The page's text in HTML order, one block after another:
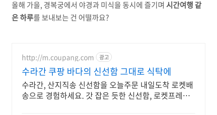
올해 가을, 경복궁에서 야경과 미식을 동시에 즐기며 시간여행 같
은 하루를 보내보는 건 어떨까요?
http://m.coupang.com 광고
수라간 쿠팡 바다의 신선함 그대로 식탁에
수라간, 산지직송 신선함을 오늘주문 내일도착 로켓배
송으로 경험하세요. 갓 잡은 듯한 신선함, 로켓프레시